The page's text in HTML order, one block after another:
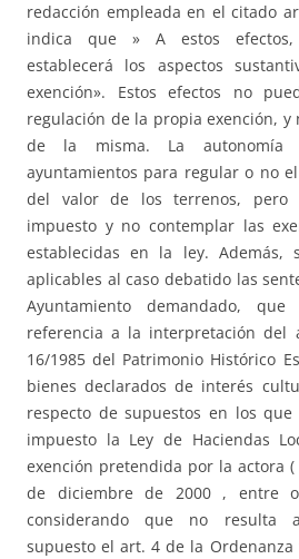
redacción empleada en el citado
indica que » A estos
establecerá los aspectos
exención». Estos efectos no
regulación de la propia exención, y
de la misma. La
ayuntamientos para regular o no
del valor de los terrenos, pero
impuesto y no contemplar las
establecidas en la ley.
aplicables al caso debatido las
Ayuntamiento demandado, que
referencia a la interpretación del
16/1985 del Patrimonio Histórico
bienes declarados de interés
respecto de supuestos en los
impuesto la Ley de Haciendas
exención pretendida por la actora (
de diciembre de 2000 , entre
considerando que no resulta
supuesto el art. 4 de la